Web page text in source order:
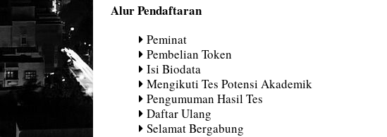
Alur Pendaftaran
Peminat
Pembelian Token
Isi Biodata
Mengikuti Tes Potensi Akademik
Pengumuman Hasil Tes
Daftar Ulang
Selamat Bergabung